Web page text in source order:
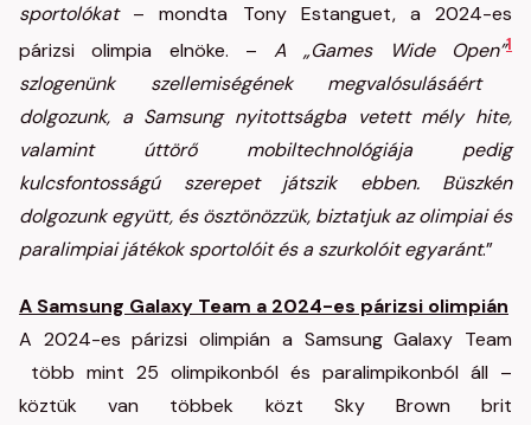
sportolókat– mondta Tony Estanguet, a 2024-es
párizsi olimpia elnöke. –A „Games Wide Open”1
szlogenünk szellemiségének megvalósulásáért
dolgozunk, a Samsung nyitottságba vetett mély hite,
valamint úttörő mobiltechnológiája pedig
kulcsfontosságú szerepet játszik ebben. Büszkén
dolgozunk együtt, és ösztönözzük, biztatjuk az olimpiai és
paralimpiai játékok sportolóit és a szurkolóit egyaránt.”
A Samsung Galaxy Team a 2024-es párizsi olimpián
A 2024-es párizsi olimpián a Samsung Galaxy Team
több mint 25 olimpikonból és paralimpikonból áll –
köztük van többek közt Sky Brown brit